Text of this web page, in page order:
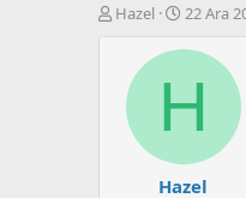
K
Hazel
B
ş
a
ı
ç
22 Ara
H
Hazel